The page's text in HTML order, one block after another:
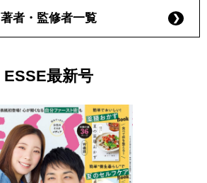
著者・監修者一覧
ESSE最新号